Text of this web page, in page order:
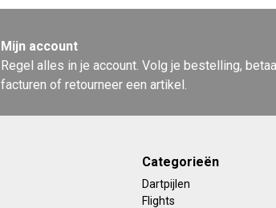
Mijn account
Regel alles in je account. Volg je bestelling,
facturen of retourneer een artikel.
Categorieën
Dartpijlen
Flights